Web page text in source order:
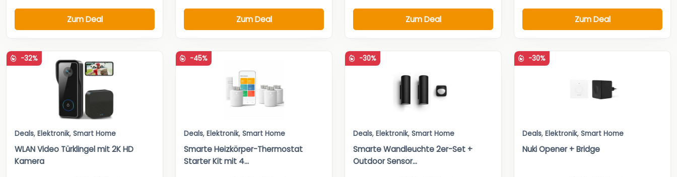
Zum Deal Zum Deal Zum Deal Zum Deal
-32%
Deals, Elektronik, Smart Home
WLAN Video Türklingel mit 2K HD
Kamera
-45%
Deals, Elektronik, Smart Home
Smarte Heizkörper-Thermostat
Starter Kit mit 4...
-30%
Deals, Elektronik, Smart Home
Smarte Wandleuchte 2er-Set +
Outdoor Sensor...
-30%
Deals, Elektronik, Smart Home
Nuki Opener + Bridge